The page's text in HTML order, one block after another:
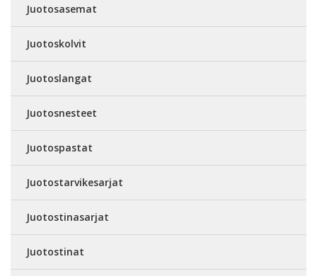
Juotosasemat
Juotoskolvit
Juotoslangat
Juotosnesteet
Juotospastat
Juotostarvikesarjat
Juotostinasarjat
Juotostinat